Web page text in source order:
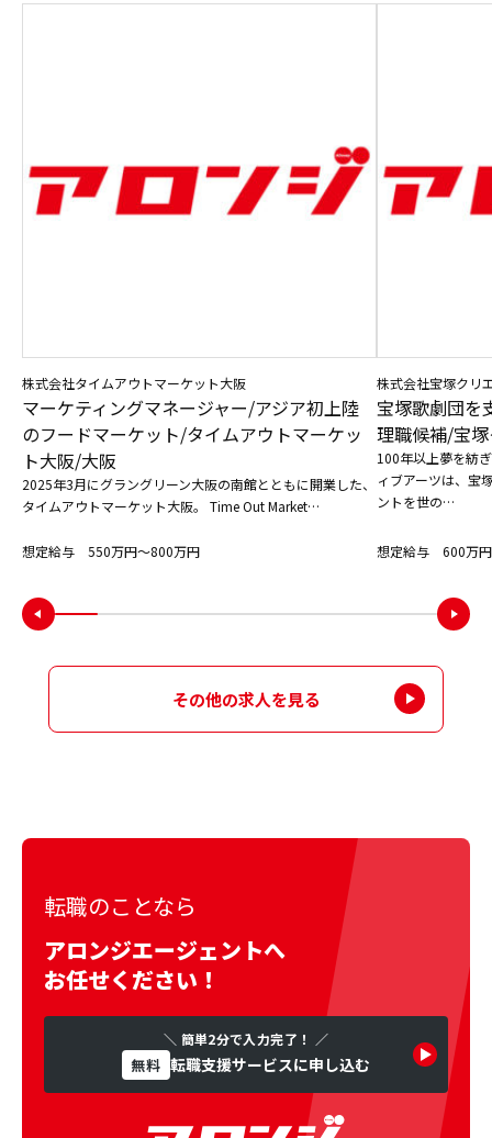
株式会社タイムアウトマーケット大阪
マーケティングマネージャー/アジア初上陸
のフードマーケット/タイムアウトマーケッ
ト大阪/大阪
2025年3月にグラングリーン大阪の南館とともに開業した、
タイムアウトマーケット大阪。 Time Out Market…
想定給与 550万円〜800万円
株式会社宝塚クリ
宝塚歌劇団を
理職候補/宝
100年以上夢を紡
ィブアーツは、宝
ントを世の…
想定給与 600万
その他の求人を見る
転職のことなら
アロンジエージェントへ
お任せください！
＼ 簡単2分で入力完了！ ／
無料 転職支援サービスに申し込む